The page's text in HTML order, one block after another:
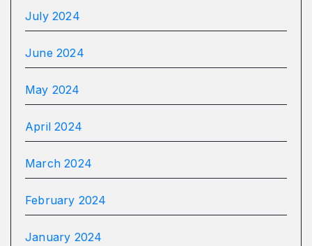
July 2024
June 2024
May 2024
April 2024
March 2024
February 2024
January 2024